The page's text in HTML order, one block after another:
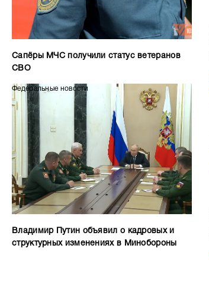
Сапёры МЧС получили статус ветеранов
СВО
Федеральные новости
Владимир Путин объявил о кадровых и
структурных изменениях в Минобороны